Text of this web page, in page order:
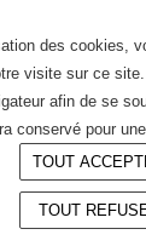
© 2026 —CRAFT
des cookies,
visite sur ce
afin de se
conservé pour
TOUT
TOUT